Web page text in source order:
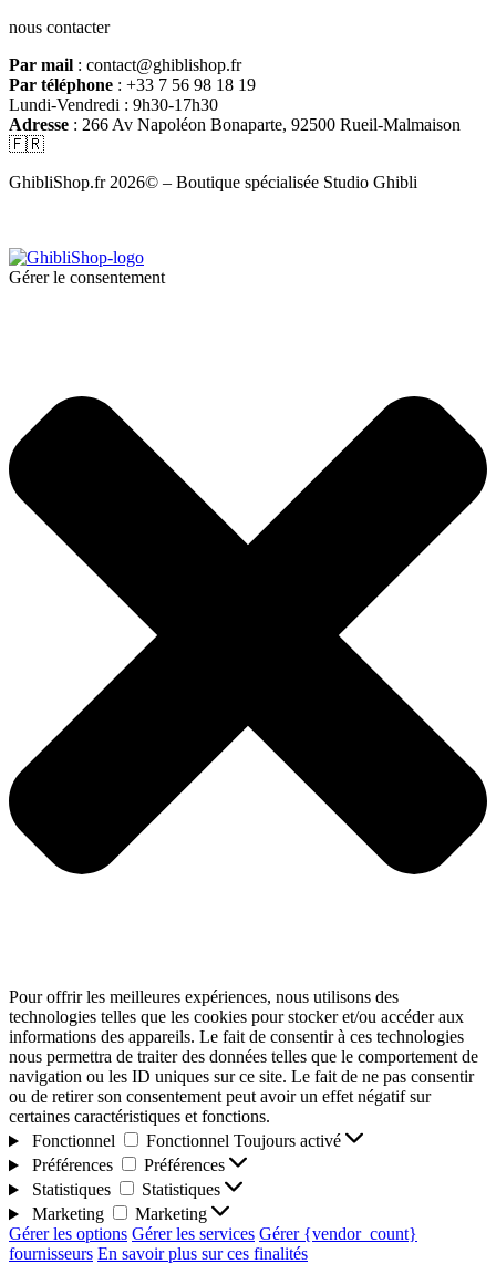
nous contacter
Par mail : contact@ghiblishop.fr
Par téléphone : +33 7 56 98 18 19
Lundi-Vendredi : 9h30-17h30
Adresse : 266 Av Napoléon Bonaparte, 92500 Rueil-Malmaison
🇫🇷
GhibliShop.fr 2026© – Boutique spécialisée Studio Ghibli
Gérer le consentement
Pour offrir les meilleures expériences, nous utilisons des
technologies telles que les cookies pour stocker et/ou accéder aux
informations des appareils. Le fait de consentir à ces technologies
nous permettra de traiter des données telles que le comportement de
navigation ou les ID uniques sur ce site. Le fait de ne pas consentir
ou de retirer son consentement peut avoir un effet négatif sur
certaines caractéristiques et fonctions.
Fonctionnel
Fonctionnel Toujours activé
Préférences
Préférences
Statistiques
Statistiques
Marketing
Marketing
Gérer les options Gérer les services Gérer {vendor_count}
fournisseurs En savoir plus sur ces finalités